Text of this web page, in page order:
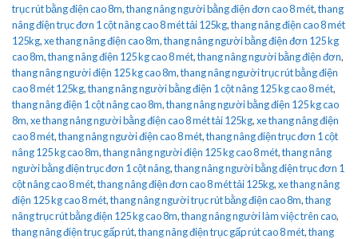
trục rút bằng điện cao 8m,thang nâng người bằng điện đơn cao 8 mét,thang
nâng điện trục đơn 1 cột nâng cao 8 mét tải 125kg,thang nâng điện cao 8 mét
125kg,xe thang nâng điện cao 8m,thang nâng người bằng điện đơn 125 kg
cao 8m,thang nâng điện 125 kg cao 8 mét,thang nâng người bằng điện đơn,
thang nâng người điện 125 kg cao 8m,thang nâng người trục rút bằng điện
cao 8 mét 125kg,thang nâng người bằng điện 1 cột nâng 125 kg cao 8 mét,
thang nâng điện 1 cột nâng cao 8m,thang nâng người bằng điện 125 kg cao
8m,xe thang nâng người bằng điện cao 8 mét tải 125kg,xe thang nâng điện
cao 8 mét,thang nâng người điện cao 8 mét,thang nâng điện trục đơn 1 cột
nâng 125 kg cao 8m,thang nâng người điện 125 kg cao 8 mét,thang nâng
người bằng điện trục đơn 1 cột nâng,thang nâng người bằng điện trục đơn 1
cột nâng cao 8 mét,thang nâng điện đơn cao 8 mét tải 125kg,xe thang nâng
điện 125 kg cao 8 mét,thang nâng người trục rút bằng điện cao 8m,thang
nâng trục rút bằng điện 125 kg cao 8m,thang nâng người làm việc trên cao,
thang nâng điện trục gấp rút,thang nâng điện trục gấp rút cao 8 mét,thang